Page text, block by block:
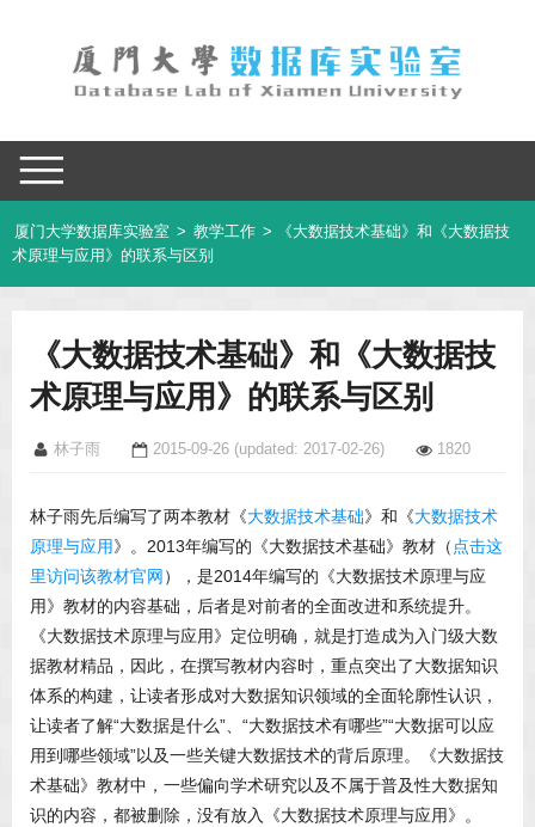
厦门大学数据库实验室 > 教学工作 > 《大数据技术基础》和《大数据技
术原理与应用》的联系与区别
《大数据技术基础》和《大数据技
术原理与应用》的联系与区别
林子雨 2015-09-26 (updated: 2017-02-26) 1820
林子雨先后编写了两本教材《大数据技术基础》和《大数据技术
原理与应用》。2013年编写的《大数据技术基础》教材（ 点击这
里访问该教材官网），是2014年编写的《大数据技术原理与应
用》教材的内容基础，后者是对前者的全面改进和系统提升。
《大数据技术原理与应用》定位明确，就是打造成为入门级大数
据教材精品，因此，在撰写教材内容时，重点突出了大数据知识
体系的构建，让读者形成对大数据知识领域的全面轮廓性认识，
让读者了解“大数据是什么”、“大数据技术有哪些”“大数据可以应
用到哪些领域”以及一些关键大数据技术的背后原理。《大数据技
术基础》教材中，一些偏向学术研究以及不属于普及性大数据知
识的内容，都被删除，没有放入《大数据技术原理与应用》。